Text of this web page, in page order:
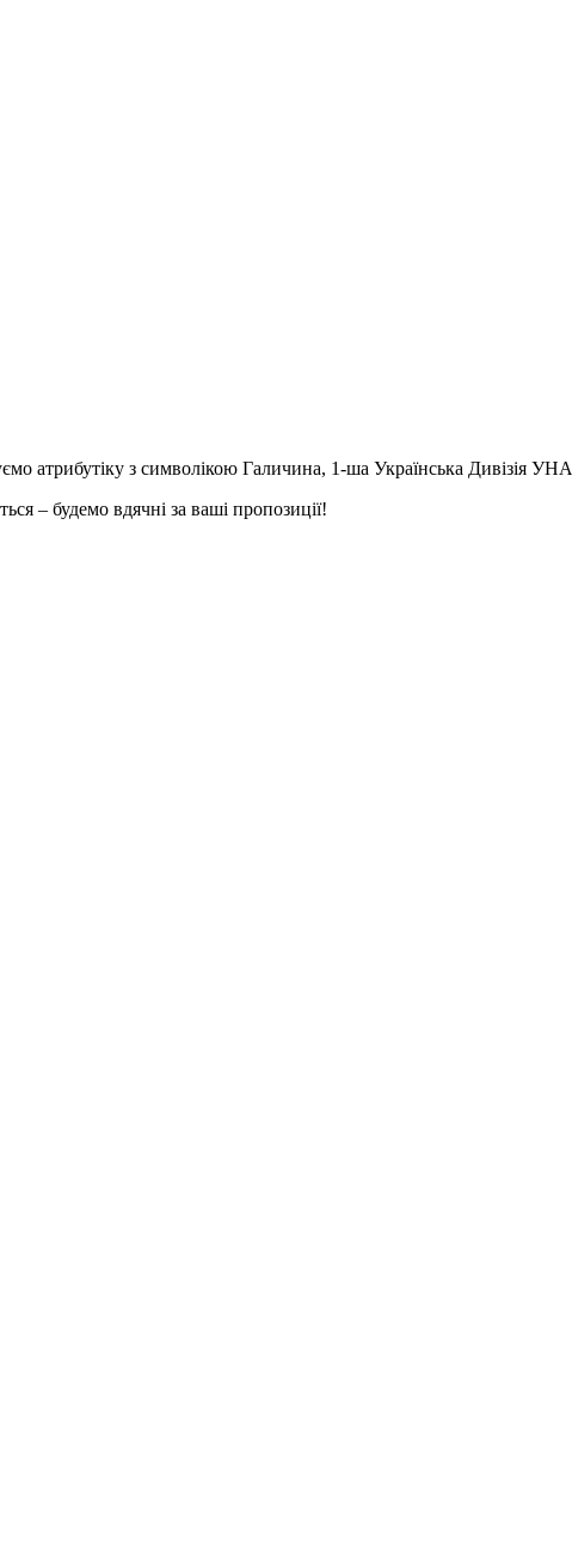
атрибутіку з символікою Галичина, 1-ша Українська Дивізія УНА
– будемо вдячні за ваші пропозиції!